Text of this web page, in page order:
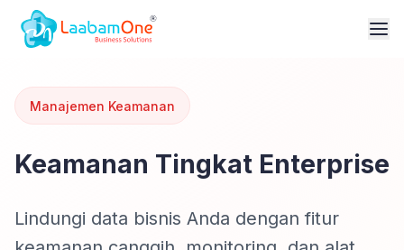
Manajemen Keamanan
Keamanan Tingkat Enterprise
Lindungi data bisnis Anda dengan fitur